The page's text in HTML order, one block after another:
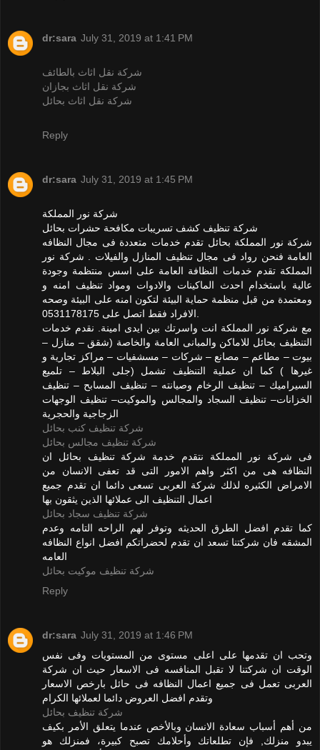
dr:sara July 31, 2019 at 1:41 PM
شركة نقل اثاث بالطائف
شركة نقل اثاث بجازان
شركة نقل اثاث بحائل
Reply
dr:sara July 31, 2019 at 1:45 PM
شركة نور المملكة
شركة تنظيف كشف تسريبات مكافحة حشرات بحائل
شركة نور المملكة بحائل تقدم خدمات متعددة فى مجال النظافه
العامة فنحن رواد فى مجال تنظيف المنازل والفيلات . شركة نور
المملكة تقدم خدمات النظافة العامة على اسس منتظمة وجودة
عالية باستخدام احدث الماكينات والادوات ومواد تنظيف امنه و
ومعتمدة من قبل منظمة حماية البيئة لتكون امنه على البيئة وصحه
مع شركة نور المملكة انت واسرتك بين ايدى امينة. نقدم خدمات
التنظيف بحائل للاماكن والمبانى العامة والخاصة (شقق – منازل –
بيوت – مطاعم – مصانع – شركات – مسشفيات – مراكز تجارية و
غيرها ) كما ان عملية التنظيف تشمل (جلى البلاط – تلميع
السيراميك – تنظيف الرخام وصيانته – تنظيف المسابح – تنظيف
الخزانات– تنظيف السجاد والمجالس والموكيت– تنظيف الوجهات
الزجاجية والحجرية
شركة تنظيف كنب بحائل
شركة تنظيف مجالس بحائل
فى شركة نور المملكة نتقدم خدمة شركة تنظيف بحائل ان
النظافه هى من اكثر واهم الامور التى قد تعفى الانسان من
الامراض الكثيره لذلك شركة العربى تسعى دائما ان تقدم جميع
اعمال التنظيف الى عملائها الذين يثقون بها
شركة تنظيف سجاد بحائل
كما تقدم افضل الطرق الحديثه وتوفر لهم الراحه التامه وعدم
المشقه فان شركتنا تسعد ان تقدم لحضراتكم افضل انواع النظافه
العامه
شركة تنظيف موكيت بحائل
Reply
dr:sara July 31, 2019 at 1:46 PM
وتحب ان تقدمها على اعلى مستوى من المستويات وفى نفس
الوقت ان شركتنا لا تقبل المنافسه فى الاسعار حيث ان شركة
العربى تعمل فى جميع اعمال النظافه فى حائل بارخص الاسعار
وتقدم افضل العروض دائما لعملائها الكرام
شركة تنظيف بحائل
من أهم أسباب سعادة الانسان وبالأخص عندما يتعلق الأمر بكيف
يبدو منزلك, فإن تطلعاتك وأحلامك تصبح كبيرة، فمنزلك هو